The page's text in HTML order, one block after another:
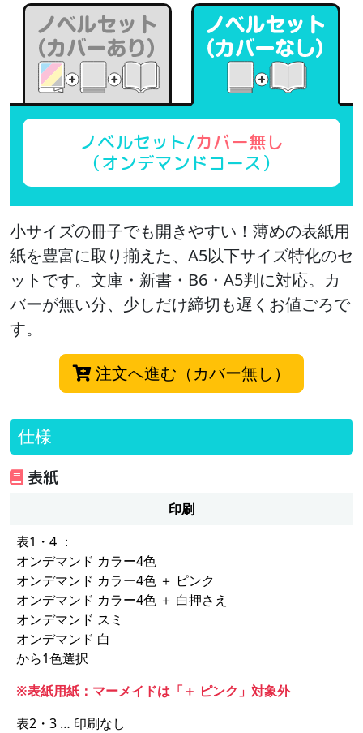
ノベルセット/カバー無し
（オンデマンドコース）
小サイズの冊子でも開きやすい！薄めの表紙用
紙を豊富に取り揃えた、A5以下サイズ特化のセ
ットです。文庫・新書・B6・A5判に対応。カ
バーが無い分、少しだけ締切も遅くお値ごろで
す。
注文へ進む（カバー無し）
仕様
表紙
印刷
表1・4 ：
オンデマンド カラー4色
オンデマンド カラー4色 ＋ ピンク
オンデマンド カラー4色 ＋ 白押さえ
オンデマンド スミ
オンデマンド 白
から1色選択
※表紙用紙：マーメイドは「＋ ピンク」対象外
表2・3 … 印刷なし